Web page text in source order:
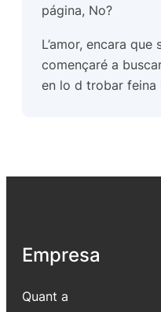
página, No?
L’amor, encara que
començaré a
en lo d trobar feina
Empresa
Quant a